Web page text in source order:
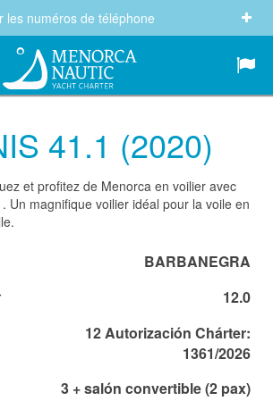
les numéros de téléphone
(+34) 682 605 244
41.1 (2020)
et profitez de Menorca en voilier avec
Un magnifique voilier idéal pour la voile en
BARBANEGRA
12.0
12 Autorización Chárter:
1361/2026
3 + salón convertible (2 pax)